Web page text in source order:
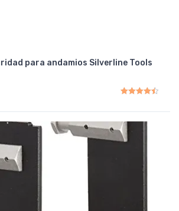
para andamios Silverline Tools